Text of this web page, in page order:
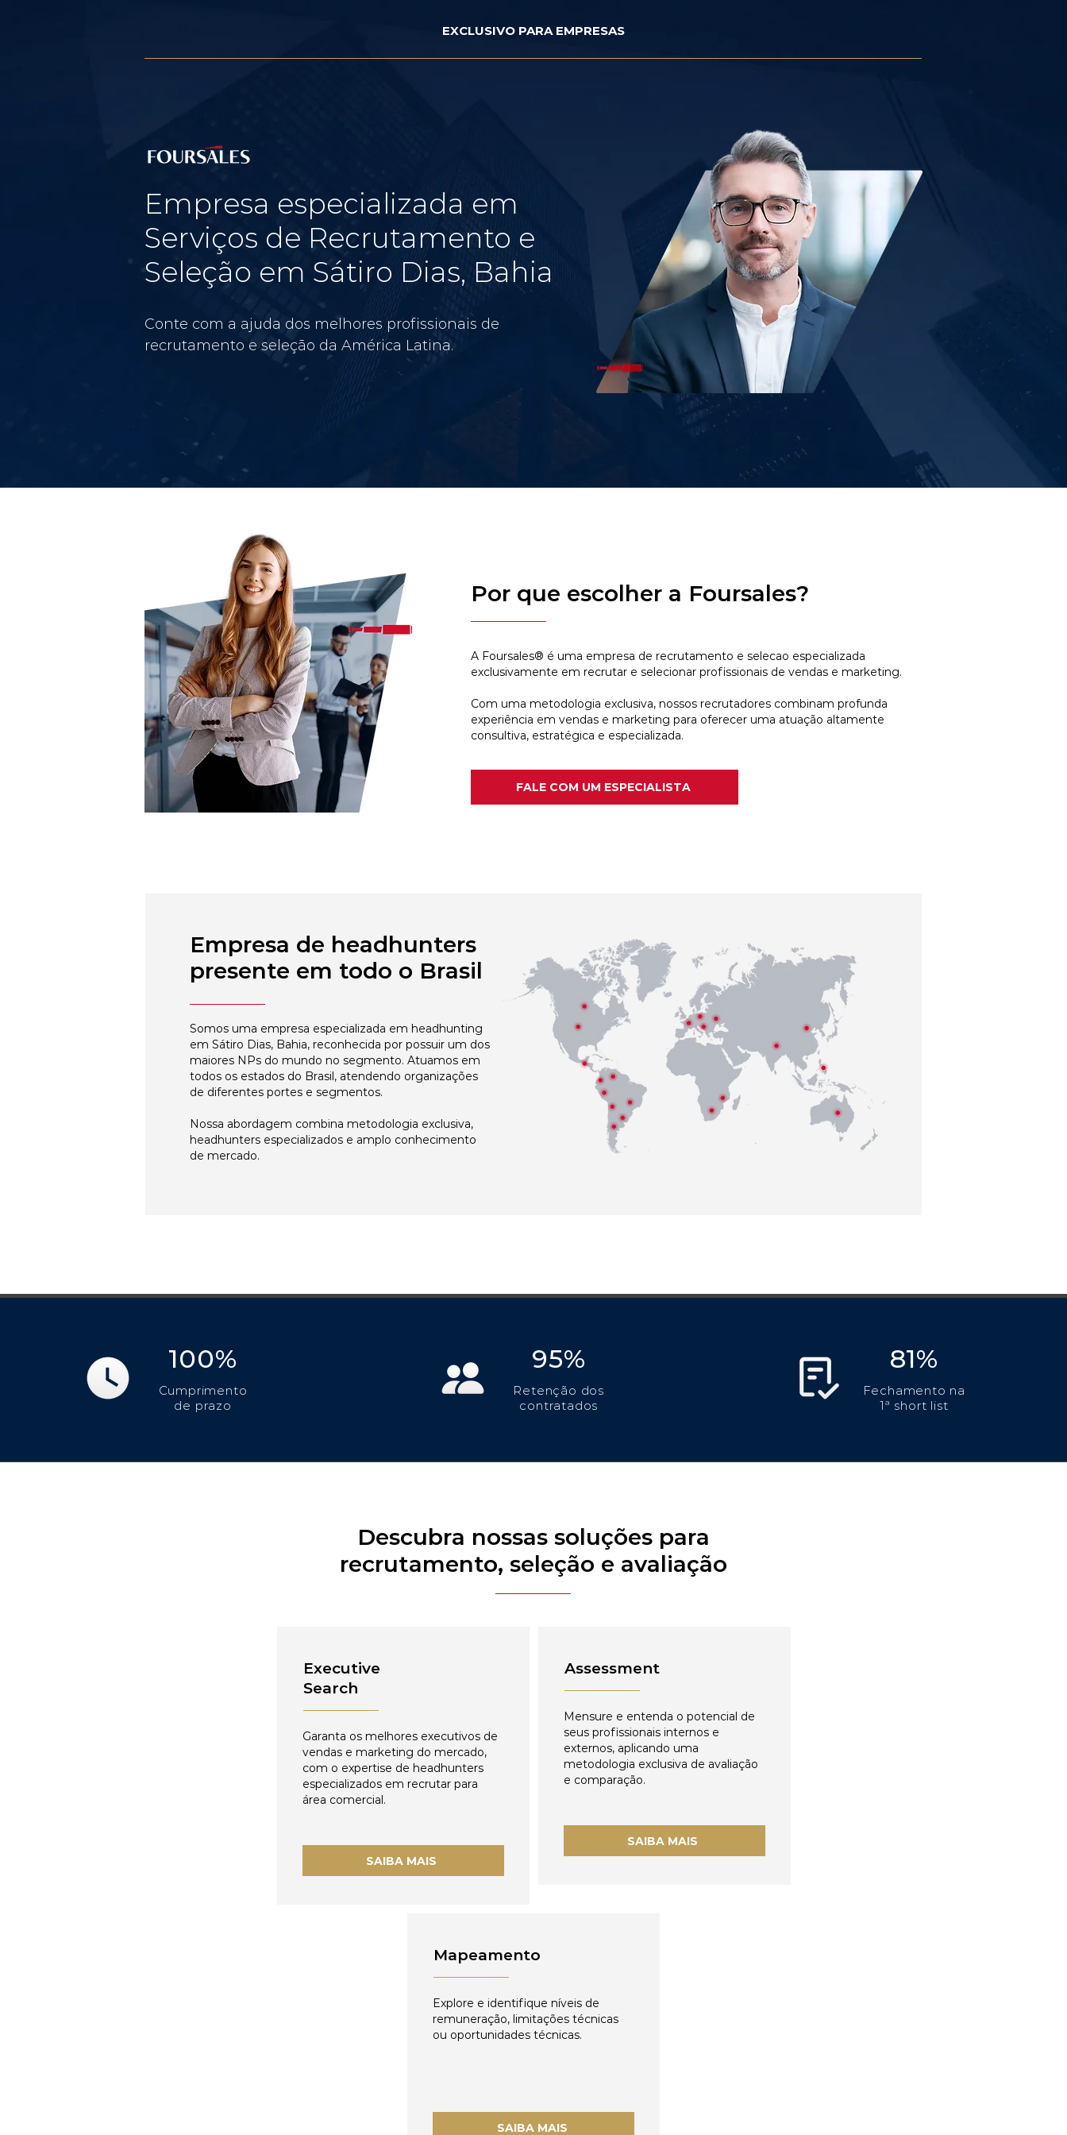
EXCLUSIVO PARA EMPRESAS
Empresa especializada em
Serviços de Recrutamento e
Seleção em Sátiro Dias, Bahia
Conte com a ajuda dos melhores profissionais de
recrutamento e seleção da América Latina.
Por que escolher a Foursales?
A Foursales® é uma empresa de recrutamento e selecao especializada
exclusivamente em recrutar e selecionar profissionais de vendas e marketing.
Com uma metodologia exclusiva, nossos recrutadores combinam profunda
experiência em vendas e marketing para oferecer uma atuação altamente
consultiva, estratégica e especializada.
FALE COM UM ESPECIALISTA
Empresa de headhunters
presente em todo o Brasil
Somos uma empresa especializada em headhunting
em Sátiro Dias, Bahia, reconhecida por possuir um dos
maiores NPs do mundo no segmento. Atuamos em
todos os estados do Brasil, atendendo organizações
de diferentes portes e segmentos.
Nossa abordagem combina metodologia exclusiva,
headhunters especializados e amplo conhecimento
de mercado.
100%
Cumprimento
de prazo
95%
Retenção dos
contratados
81%
Fechamento na
1ª short list
Descubra nossas soluções para
recrutamento, seleção e avaliação
Executive
Search
Garanta os melhores executivos de
vendas e marketing do mercado,
com o expertise de headhunters
especializados em recrutar para
área comercial.
SAIBA MAIS
Assessment
Mensure e entenda o potencial de
seus profissionais internos e
externos, aplicando uma
metodologia exclusiva de avaliação
e comparação.
SAIBA MAIS
Mapeamento
Explore e identifique níveis de
remuneração, limitações técnicas
ou oportunidades técnicas.
SAIBA MAIS